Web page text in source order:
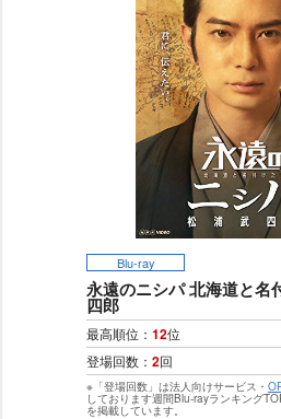
Blu-ray
永遠のニシパ 北海道と名
四郎
最高順位： 12位
登場回数： 2回
※「登場回数」は法人向けサービス・
しております週間Blu-rayランキング
を掲載しています。